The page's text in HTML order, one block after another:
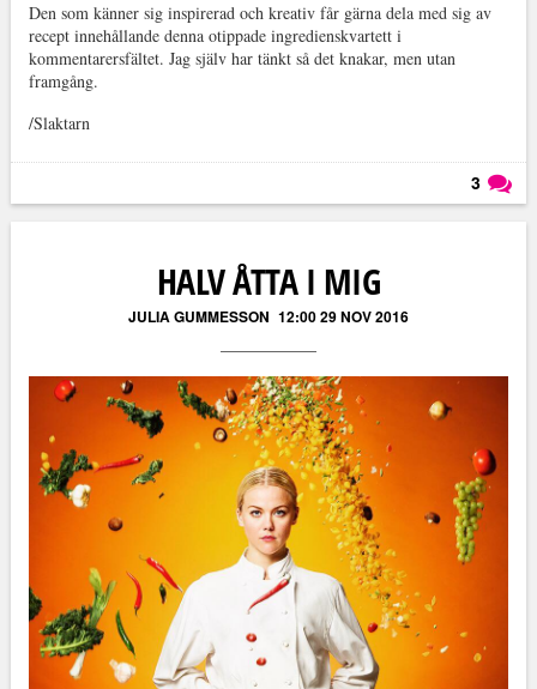
Den som känner sig inspirerad och kreativ får gärna dela med sig av
recept innehållande denna otippade ingredienskvartett i
kommentarersfältet. Jag själv har tänkt så det knakar, men utan
framgång.
/Slaktarn
3
HALV ÅTTA I MIG
JULIA GUMMESSON 12:00 29 NOV 2016